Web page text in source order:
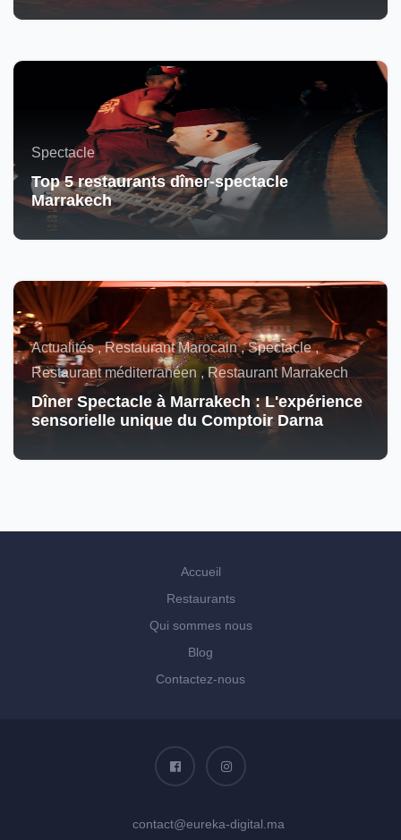
Spectacle
Top 5 restaurants dîner-spectacle
Marrakech
Actualités , Restaurant Marocain , Spectacle ,
Restaurant méditerranéen , Restaurant Marrakech
Dîner Spectacle à Marrakech : L'expérience
sensorielle unique du Comptoir Darna
Accueil
Restaurants
Qui sommes nous
Blog
Contactez-nous
contact@eureka-digital.ma